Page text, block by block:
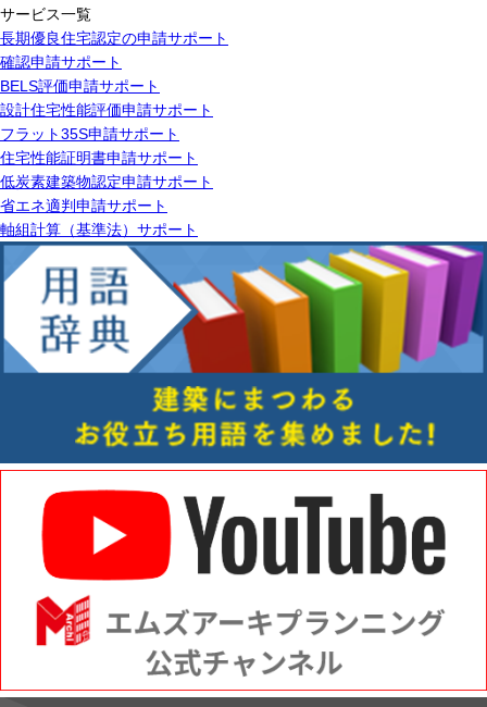
サービス一覧
長期優良住宅認定の申請サポート
確認申請サポート
BELS評価申請サポート
設計住宅性能評価申請サポート
フラット35S申請サポート
住宅性能証明書申請サポート
低炭素建築物認定申請サポート
省エネ適判申請サポート
軸組計算（基準法）サポート